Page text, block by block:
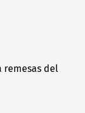
remesas del